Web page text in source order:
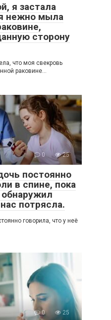
я застала
нежно мыла
сторону
что моя свекровь
раковине…
0 25
постоянно
в спине, пока
потрясла.
говорила, что у неё
0 25